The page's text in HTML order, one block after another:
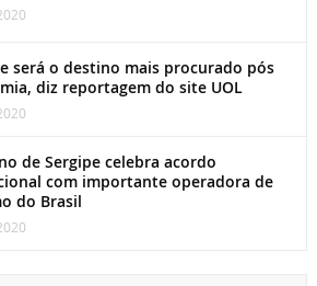
será o destino mais procurado pós
diz reportagem do site UOL
de Sergipe celebra acordo
com importante operadora de
do Brasil